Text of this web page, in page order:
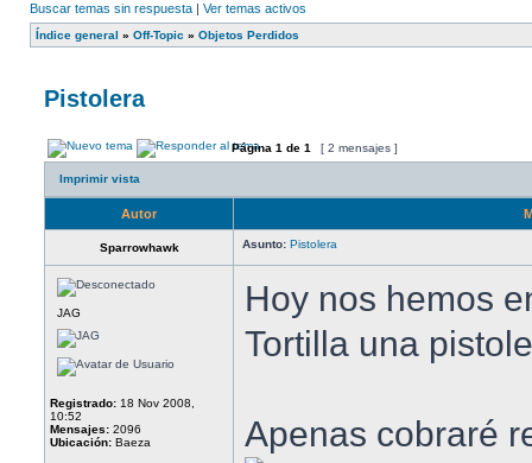
Buscar temas sin respuesta | Ver temas activos
Índice general » Off-Topic » Objetos Perdidos
Pistolera
Página 1 de 1 [ 2 mensajes ]
Imprimir vista
Autor
Sparrowhawk Asunto: Pistolera
JAG
Registrado: 18 Nov 2008,
10:52
Mensajes: 2096
Ubicación: Baeza
Hoy nos hemos
Tortilla una
Apenas cobraré